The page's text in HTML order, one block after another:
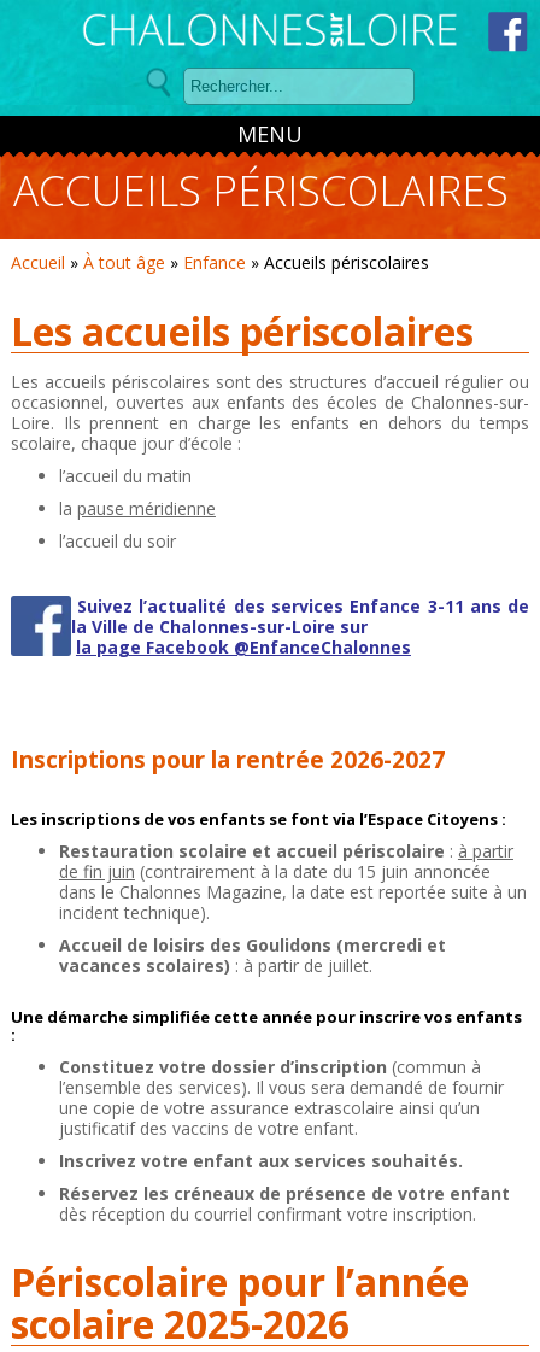
Panneau de gestion des cookies
MENU
ACCUEILS PÉRISCOLAIRES
Accueil » À tout âge » Enfance » Accueils périscolaires
Les accueils périscolaires
Les accueils périscolaires sont des structures d’accueil régulier ou
occasionnel, ouvertes aux enfants des écoles de Chalonnes-sur-
Loire. Ils prennent en charge les enfants en dehors du temps
scolaire, chaque jour d’école :
l’accueil du matin
la pause méridienne
l’accueil du soir
Suivez l’actualité des services Enfance 3-11 ans de
la Ville de Chalonnes-sur-Loire sur
la page Facebook @EnfanceChalonnes
Inscriptions pour la rentrée 2026-2027
Les inscriptions de vos enfants se font via l’Espace Citoyens :
Restauration scolaire et accueil périscolaire : à partir
de fin juin (contrairement à la date du 15 juin annoncée
dans le Chalonnes Magazine, la date est reportée suite à un
incident technique).
Accueil de loisirs des Goulidons (mercredi et
vacances scolaires) : à partir de juillet.
Une démarche simplifiée cette année pour inscrire vos enfants
:
Constituez votre dossier d’inscription (commun à
l’ensemble des services). Il vous sera demandé de fournir
une copie de votre assurance extrascolaire ainsi qu’un
justificatif des vaccins de votre enfant.
Inscrivez votre enfant aux services souhaités.
Réservez les créneaux de présence de votre enfant
dès réception du courriel confirmant votre inscription.
Périscolaire pour l’année
scolaire 2025-2026